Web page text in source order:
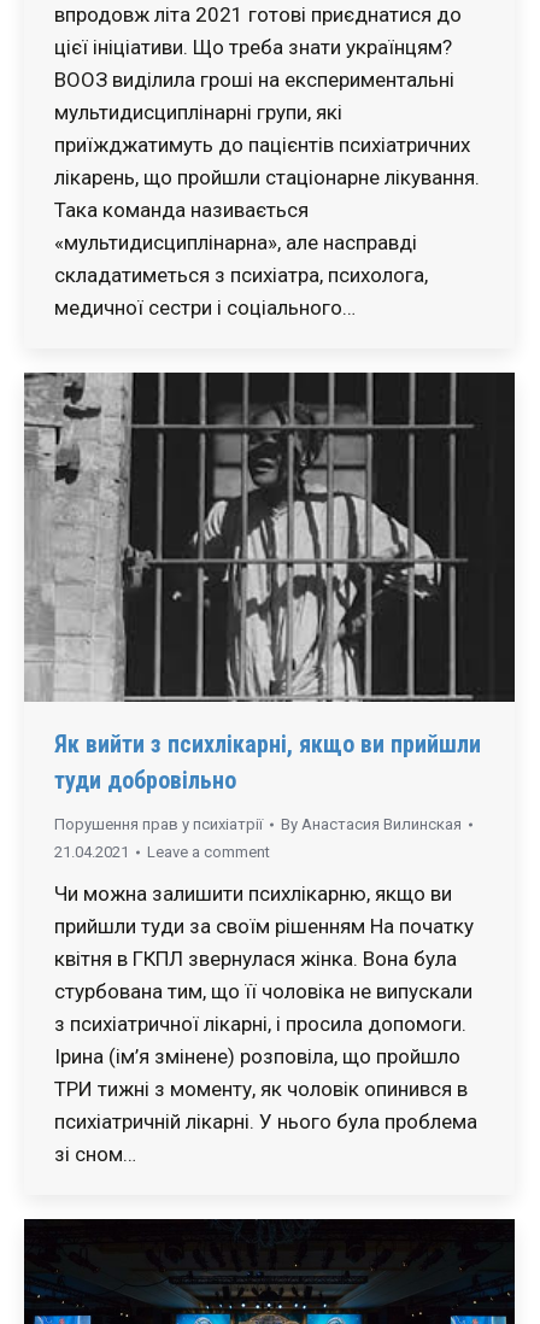
впродовж літа 2021 готові приєднатися до
цієї ініціативи. Що треба знати українцям?
ВООЗ виділила гроші на експериментальні
мультидисциплінарні групи, які
приїжджатимуть до пацієнтів психіатричних
лікарень, що пройшли стаціонарне лікування.
Така команда називається
«мультидисциплінарна», але насправді
складатиметься з психіатра, психолога,
медичної сестри і соціального…
Як вийти з психлікарні, якщо ви прийшли
туди добровільно
Порушення прав у психіатрії By Анастасия Вилинская
21.04.2021
Leave a comment
Чи можна залишити психлікарню, якщо ви
прийшли туди за своїм рішенням На початку
квітня в ГКПЛ звернулася жінка. Вона була
стурбована тим, що її чоловіка не випускали
з психіатричної лікарні, і просила допомоги.
Ірина (ім’я змінене) розповіла, що пройшло
ТРИ тижні з моменту, як чоловік опинився в
психіатричній лікарні. У нього була проблема
зі сном…